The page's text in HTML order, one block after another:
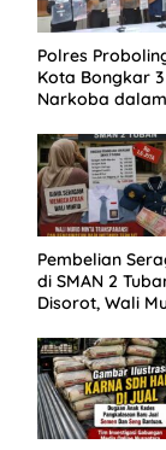
Polres
Kota Bongkar 3
Narkoba
Sabu Disita
Pembelian
di SMAN 2
Disorot, Wali
Rp1,6 Juta